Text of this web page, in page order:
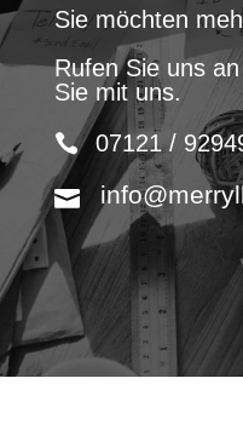
Sie möchten
Rufen Sie uns
Sie mit uns.
07121 /